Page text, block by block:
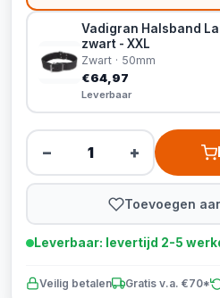
Vadigran Halsband
zwart - XXL
Zwart · 50mm
€64,97
Leverbaar
− +
Toevoegen
Leverbaar: levertijd 2-5
Veilig betalen Gratis v.a. €70*